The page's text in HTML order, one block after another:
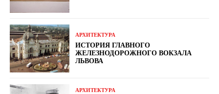
АРХИТЕКТУРА
ИСТОРИЯ ГЛАВНОГО
ЖЕЛЕЗНОДОРОЖНОГО ВОКЗАЛА
ЛЬВОВА
АРХИТЕКТУРА